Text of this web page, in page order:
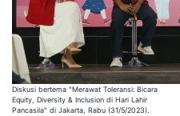
Diskusi bertema "Merawat Toleransi: Bicara
Equity, Diversity & Inclusion di Hari Lahir
Pancasila" di Jakarta, Rabu (31/5/2023).